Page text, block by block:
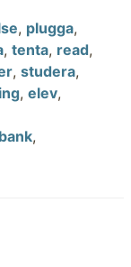
, plugga,
,tenta, read,
,studera,
,elev,
,